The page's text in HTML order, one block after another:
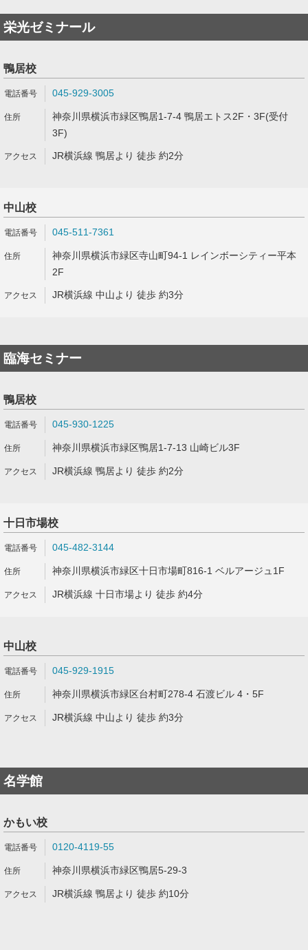
栄光ゼミナール
鴨居校
045-929-3005
神奈川県横浜市緑区鴨居1-7-4 鴨居エトス2F・3F(受付
3F)
JR横浜線 鴨居より 徒歩 約2分
中山校
045-511-7361
神奈川県横浜市緑区寺山町94-1 レインボーシティー平本
2F
JR横浜線 中山より 徒歩 約3分
臨海セミナー
鴨居校
045-930-1225
神奈川県横浜市緑区鴨居1-7-13 山崎ビル3F
JR横浜線 鴨居より 徒歩 約2分
十日市場校
045-482-3144
神奈川県横浜市緑区十日市場町816-1 ベルアージュ1F
JR横浜線 十日市場より 徒歩 約4分
中山校
045-929-1915
神奈川県横浜市緑区台村町278-4 石渡ビル 4・5F
JR横浜線 中山より 徒歩 約3分
名学館
かもい校
0120-4119-55
神奈川県横浜市緑区鴨居5-29-3
JR横浜線 鴨居より 徒歩 約10分